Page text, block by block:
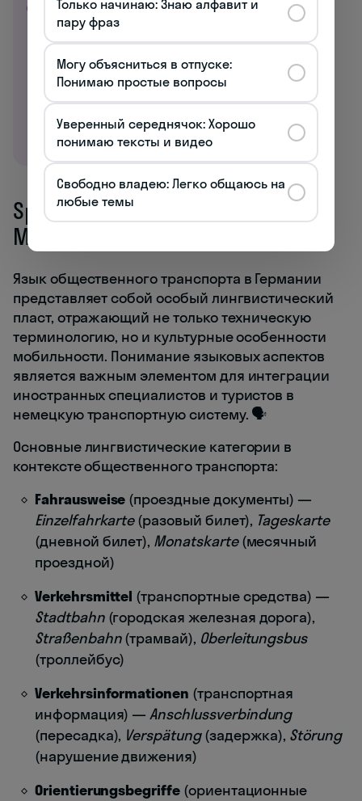
с первого урока →
Sprachliche Aspekte der
Mobilität im deutschen ÖPNV
Язык общественного транспорта в Германии
представляет собой особый лингвистический
пласт, отражающий не только техническую
терминологию, но и культурные особенности
мобильности. Понимание языковых аспектов
является важным элементом для интеграции
иностранных специалистов и туристов в
немецкую транспортную систему. 🗣️
Основные лингвистические категории в
контексте общественного транспорта:
Fahrausweise (проездные документы) —
Einzelfahrkarte(разовый билет), Tageskarte
(дневной билет), Monatskarte(месячный
проездной)
Verkehrsmittel (транспортные средства) —
Stadtbahn(городская железная дорога),
Straßenbahn(трамвай), Oberleitungsbus
(троллейбус)
Verkehrsinformationen (транспортная
информация) —Anschlussverbindung
(пересадка), Verspätung(задержка), Störung
(нарушение движения)
Orientierungsbegriffe(ориентационные
Только начинаю: Знаю алфавит и
пару фраз
Могу объясниться в отпуске:
Понимаю простые вопросы
Уверенный середнячок: Хорошо
понимаю тексты и видео
Свободно владею: Легко общаюсь на
любые темы